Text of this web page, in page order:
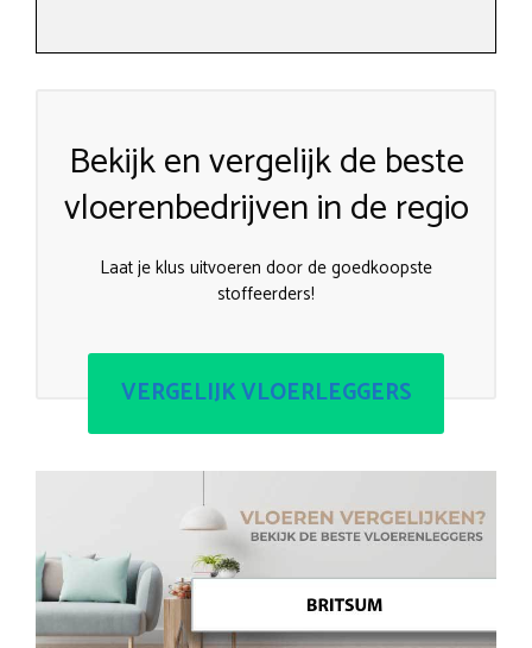
Bekijk en vergelijk de beste
vloerenbedrijven in de regio
Laat je klus uitvoeren door de goedkoopste
stoffeerders!
VERGELIJK VLOERLEGGERS